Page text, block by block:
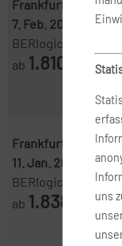
Frankfurt ( FRA )-
7. Feb. 2027
28.
BERlogic
ab 1.810
Frankfurt ( FRA )-
11. Jan. 2027
17.
BERlogic
ab 1.838
uns